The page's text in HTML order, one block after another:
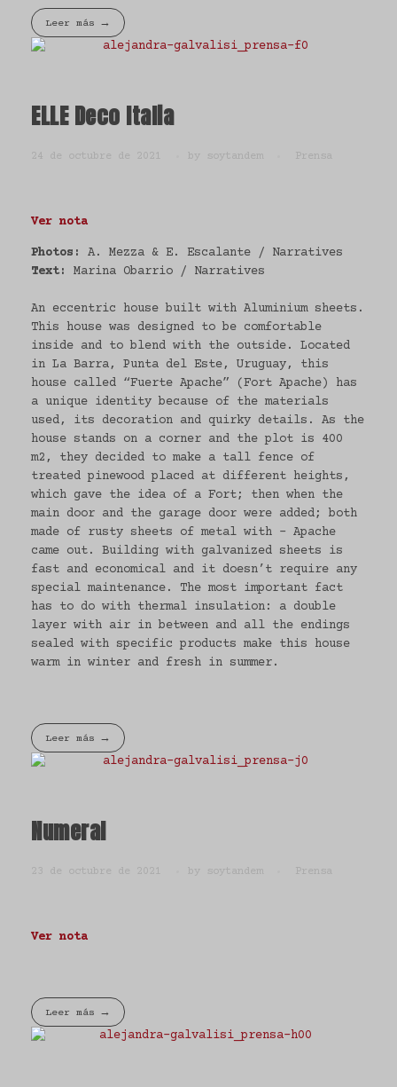
Leer más
ELLE Deco Italia
24 de octubre de 2021 by soytandem Prensa
Ver nota
Photos: A. Mezza & E. Escalante / Narratives
Text:
Marina Obarrio / Narratives
An eccentric house built with Aluminium sheets.
This house was designed to be comfortable
inside and to blend with the outside. Located
in La Barra, Punta del Este, Uruguay, this
house called “Fuerte Apache” (Fort Apache) has
a unique identity because of the materials
used, its decoration and quirky details. As the
house stands on a corner and the plot is 400
m2, they decided to make a tall fence of
treated pinewood placed at different heights,
which gave the idea of a Fort; then when the
main door and the garage door were added; both
made of rusty sheets of metal with – Apache
came out. Building with galvanized sheets is
fast and economical and it doesn’t require any
special maintenance. The most important fact
has to do with thermal insulation: a double
layer with air in between and all the endings
sealed with specific products make this house
warm in winter and fresh in summer.
Leer más
Numeral
23 de octubre de 2021 by soytandem Prensa
Ver nota
Leer más